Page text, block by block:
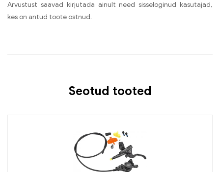
Arvustust saavad kirjutada ainult need sisseloginud kasutajad,
kes on antud toote ostnud.
Seotud tooted